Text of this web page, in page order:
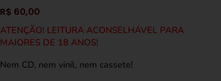
R$ 60,00
ATENÇÃO! LEITURA ACONSELHÁVEL PARA
MAIORES DE 18 ANOS!
Nem CD, nem vinil, nem cassete!